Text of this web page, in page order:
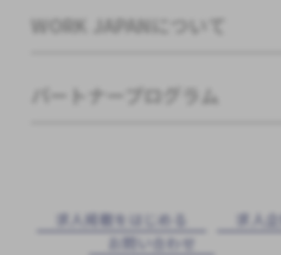
WORK JAPANについて
パートナープログラム
求⼈掲載をはじめる 求⼈
お問い合わせ